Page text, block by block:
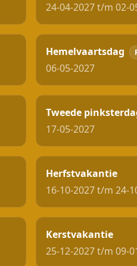
24-04-2027 t/m 02-
Hemelvaartsdag
06-05-2027
Tweede
17-05-2027
Herfstvakantie
16-10-2027 t/m 24-
Kerstvakantie
25-12-2027 t/m 09-